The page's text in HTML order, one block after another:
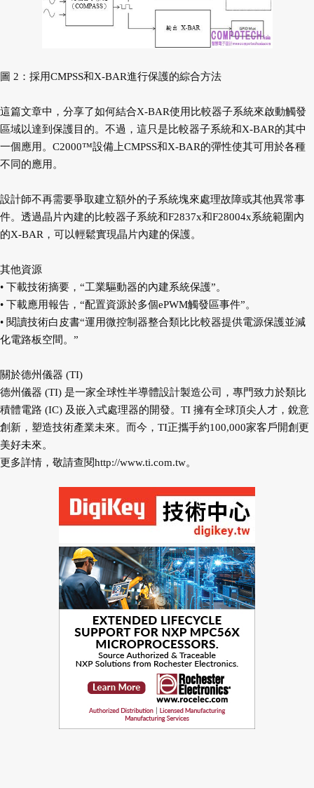
圖 2：採用CMPSS和X-BAR進行保護的綜合方法
這篇文章中，分享了如何結合X-BAR使用比較器子系統來啟動觸發
區域以達到保護目的。不過，這只是比較器子系統和X-BAR的其中
一個應用。C2000™設備上CMPSS和X-BAR的彈性使其可用於各種
不同的應用。
設計師不再需要爭取建立額外的子系統塊來處理故障或其他異常事
件。透過晶片內建的比較器子系統和F2837x和F28004x系統範圍內
的X-BAR，可以輕鬆實現晶片內建的保護。
其他資源
• 下載技術摘要，“工業驅動器的內建系統保護”。
• 下載應用報告，“配置資源於多個ePWM觸發區事件”。
• 閱讀技術白皮書“運用微控制器整合類比比較器提供電源保護並減
化電路板空間。”
關於德州儀器 (TI)
德州儀器 (TI) 是一家全球性半導體設計製造公司，專門致力於類比
積體電路 (IC) 及嵌入式處理器的開發。TI 擁有全球頂尖人才，銳意
創新，塑造技術產業未來。而今，TI正攜手約100,000家客戶開創更
美好未來。
更多詳情，敬請查閱http://www.ti.com.tw。